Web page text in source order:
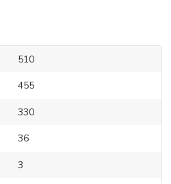
510
455
330
36
3